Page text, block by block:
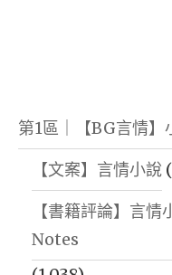
第1區｜【BG言情】
【文案】言情小說
【書籍評論】言
Notes